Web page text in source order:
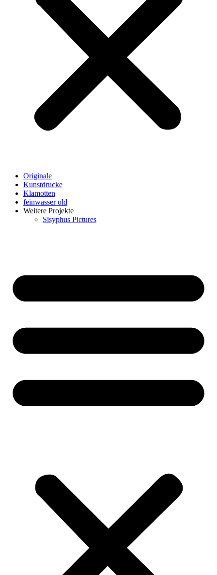
Originale
Kunstdrucke
Klamotten
feinwasser old
Weitere Projekte
Sisyphus Pictures